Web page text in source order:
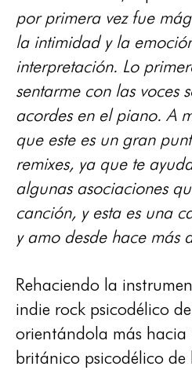
por primera vez fue
la intimidad y la
interpretación. Lo
sentarme con las voces
acordes en el piano. A
que este es un gran
remixes, ya que te
algunas asociaciones
canción, y esta es una
y amo desde hace más
Rehaciendo la
indie rock psicodélico
orientándola más hacia
británico psicodélico